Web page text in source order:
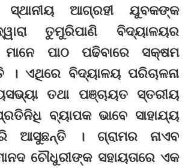
ଆଗ୍ରହୀ ଯୁବକଙ୍କ
ତୁମୁରିପାଣି ବିଦ୍ୟାଳୟର
ମାନେ ପାଠ ପଢିବାରେ ସକ୍ଷମ
। ଏଥିରେ ବିଦ୍ୟାଳୟ ପରିଚାଳନା
ତଥା ପଞ୍ଚାୟତ ସ୍ତରୀୟ
ବ୍ୟାପକ ଭାବେ ସାହାଯ୍ୟ
ଆସୁଛନ୍ତି । ଗ୍ରାମର ନାଏବ
ଚୌଧୁରୀଙ୍କ ସହାୟତାରେ ଏକ